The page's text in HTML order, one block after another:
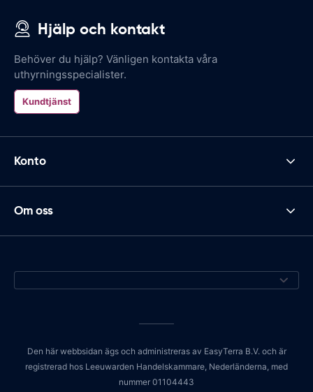
Hjälp och kontakt
Behöver du hjälp? Vänligen kontakta våra
uthyrningsspecialister.
Kundtjänst
Konto
Om oss
Den här webbsidan ägs och administreras av EasyTerra B.V. och är
registrerad hos Leeuwarden Handelskammare, Nederländerna, med
nummer 01104443